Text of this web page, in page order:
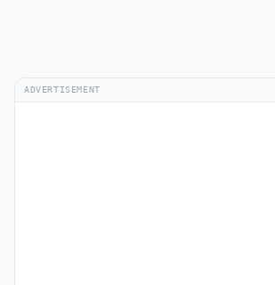
ADVERTISEMENT